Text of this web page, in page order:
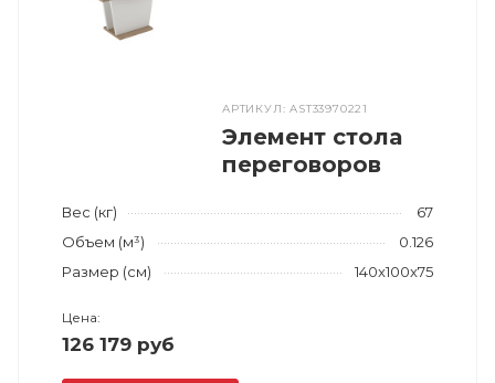
АРТИКУЛ: AST33970221
Элемент стола
переговоров
Вес (кг)
67
Объем (м³)
0.126
Размер (см)
140x100x75
Цена:
126 179 руб